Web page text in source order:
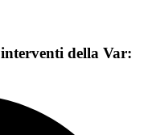
della Var: